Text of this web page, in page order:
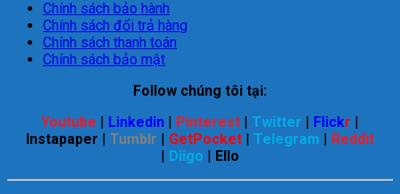
Chính sách bảo hành
Chính sách đổi trả hàng
Chính sách thanh toán
Chính sách bảo mật
Follow chúng tôi tại:
Youtube | Linkedin | Pinterest | Twitter | Flickr |
Instapaper | Tumblr | GetPocket | Telegram | Reddit
| Diigo | Ello